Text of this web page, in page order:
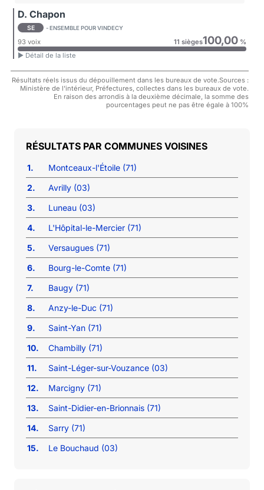
D. Chapon
SE - ENSEMBLE POUR VINDECY
93 voix 11 sièges100,00%
► Détail de la liste
Résultats réels issus du dépouillement dans les bureaux de vote.Sources :
Ministère de l'intérieur, Préfectures, collectes dans les bureaux de vote.
En raison des arrondis à la deuxième décimale, la somme des
pourcentages peut ne pas être égale à 100%
COMMUNES VOISINES
1.
Montceaux-l'Étoile (71)
2.
Avrilly (03)
3.
Luneau (03)
4.
L'Hôpital-le-Mercier (71)
5.
Versaugues (71)
6.
Bourg-le-Comte (71)
7.
Baugy (71)
8.
Anzy-le-Duc (71)
9.
Saint-Yan (71)
10.
Chambilly (71)
11.
Saint-Léger-sur-Vouzance (03)
12.
Marcigny (71)
13.
Saint-Didier-en-Brionnais (71)
14.
Sarry (71)
15.
Le Bouchaud (03)